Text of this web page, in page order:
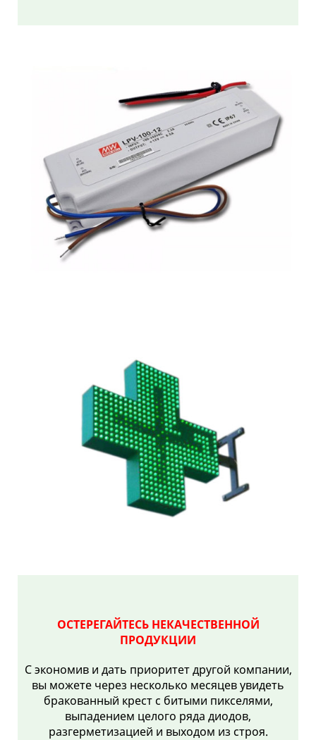
ОСТЕРЕГАЙТЕСЬ НЕКАЧЕСТВЕННОЙ
ПРОДУКЦИИ
С экономив и дать приоритет другой компании,
вы можете через несколько месяцев увидеть
бракованный крест с битыми пикселями,
выпадением целого ряда диодов,
разгерметизацией и выходом из строя.